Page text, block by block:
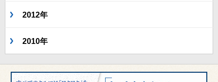
2012年
2010年